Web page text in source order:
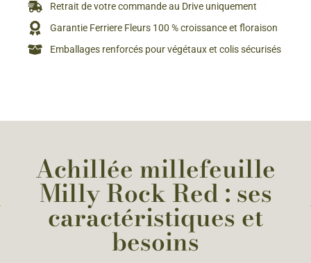
Retrait de votre commande au Drive uniquement
Garantie Ferriere Fleurs 100 % croissance et floraison
Emballages renforcés pour végétaux et colis sécurisés
Achillée millefeuille
Milly Rock Red : ses
caractéristiques et
besoins